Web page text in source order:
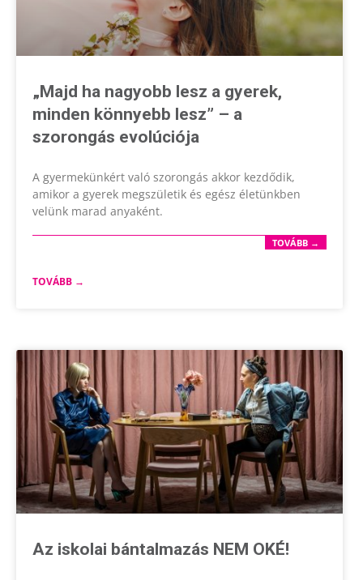
„Majd ha nagyobb lesz a gyerek,
minden könnyebb lesz” – a
szorongás evolúciója
A gyermekünkért való szorongás akkor kezdődik,
amikor a gyerek megszületik és egész életünkben
velünk marad anyaként.
TOVÁBB →
TOVÁBB →
Az iskolai bántalmazás NEM OKÉ!